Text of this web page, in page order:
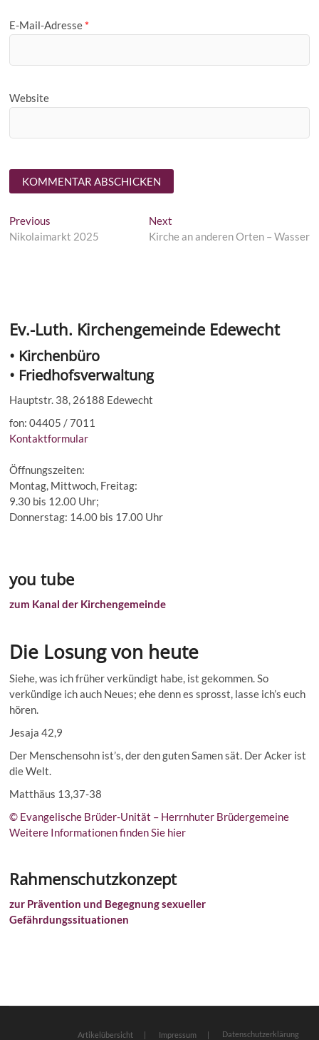
E-Mail-Adresse *
Website
Beitragsnavigation
Previous
post:
Nikolaimarkt 2025
NextNext
post:
Kirche an anderen Orten – Wasser
Ev.-Luth. Kirchengemeinde Edewecht
• Kirchenbüro
• Friedhofsverwaltung
Hauptstr. 38, 26188 Edewecht
fon: 04405 / 7011
Kontaktformular
Öffnungszeiten:
Montag, Mittwoch, Freitag:
9.30 bis 12.00 Uhr;
Donnerstag: 14.00 bis 17.00 Uhr
you tube
zum Kanal der Kirchengemeinde
Die Losung von heute
Siehe, was ich früher verkündigt habe, ist gekommen. So
verkündige ich auch Neues; ehe denn es sprosst, lasse ich’s euch
hören.
Jesaja 42,9
Der Menschensohn ist’s, der den guten Samen sät. Der Acker ist
die Welt.
Matthäus 13,37-38
© Evangelische Brüder-Unität – Herrnhuter Brüdergemeine
Weitere Informationen finden Sie hier
Rahmenschutzkonzept
zur Prävention und Begegnung sexueller
Gefährdungssituationen
Artikelübersicht Impressum Datenschutzerklärung